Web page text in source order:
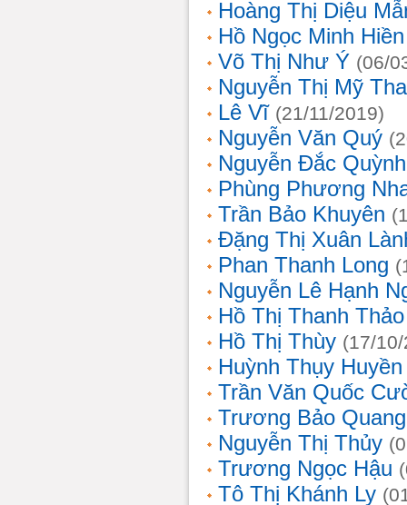
Hoàng Thị Diệu
Hồ Ngọc Minh Hiền
Võ Thị Như Ý (06/
Nguyễn Thị Mỹ
Lê Vĩ (21/11/2019)
Nguyễn Văn Quý
Nguyễn Đắc
Phùng Phương
Trần Bảo Khuyên
Đặng Thị Xuân
Phan Thanh Long
Nguyễn Lê Hạnh
Hồ Thị Thanh Thảo
Hồ Thị Thùy (17/
Huỳnh Thụy
Trần Văn Quốc
Trương Bảo
Nguyễn Thị Thủy
Trương Ngọc Hậu
Tô Thị Khánh Ly